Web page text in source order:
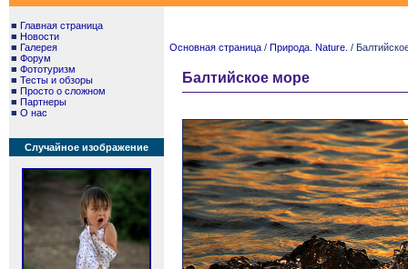
■ Главная страница
■ Новости
■ Галерея
■ Форум
■ Фототуризм
■ Тесты и обзоры
■ Просто о сложном
■ Партнеры
■ О нас
Случайное изображение
Основная страница / Природа. Nature. /
Балтийское море